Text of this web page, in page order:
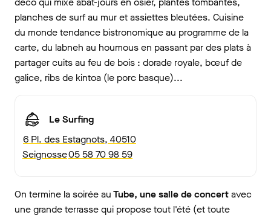
planches de surf au mur et assiettes bleutées. Cuisine
du monde tendance bistronomique au programme de la
carte, du labneh au houmous en passant par des plats à
partager cuits au feu de bois : dorade royale, bœuf de
galice, ribs de kintoa (le porc basque)...
Le Surfing
6 Pl. des Estagnots, 40510
Seignosse05 58 70 98 59
On termine la soirée auTube, une salle de concertavec
une grande terrasse qui propose tout l'été (et toute